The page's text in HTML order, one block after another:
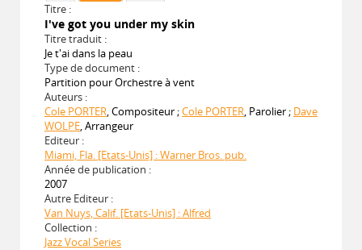
Titre :
I've got you under my skin
Titre traduit :
Je t'ai dans la peau
Type de document :
Partition pour Orchestre à vent
Auteurs :
Cole PORTER, Compositeur ;Cole PORTER, Parolier ; Dave
WOLPE, Arrangeur
Editeur :
Miami, Fla. [Etats-Unis] : Warner Bros. pub.
Année de publication :
2007
Autre Editeur :
Van Nuys, Calif. [Etats-Unis] : Alfred
Collection :
Jazz Vocal Series